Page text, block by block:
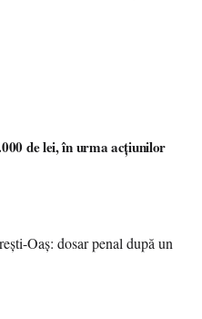
de lei, în urma acțiunilor